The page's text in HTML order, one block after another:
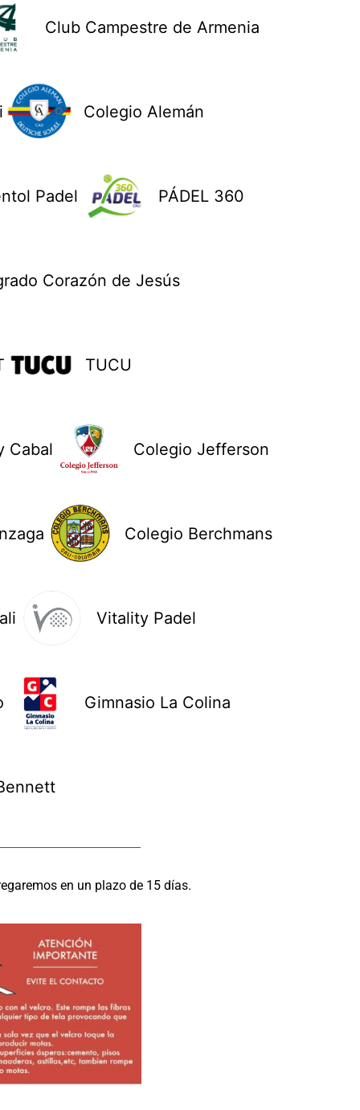
Club Campestre de Armenia
Colegio Alemán
Padel PÁDEL 360
Corazón de Jesús
TUCU
Cabal Colegio Jefferson
Colegio Berchmans
Vitality Padel
Gimnasio La Colina
en un plazo de 15 días.